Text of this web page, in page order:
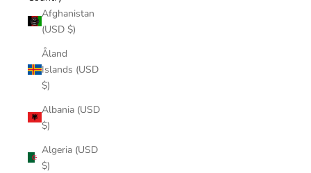
Afghanistan
(USD $)
Åland
Islands (USD
$)
Albania (USD
$)
Algeria (USD
$)